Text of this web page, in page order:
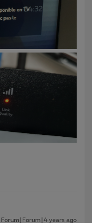
Forum|Forum|4 years ago